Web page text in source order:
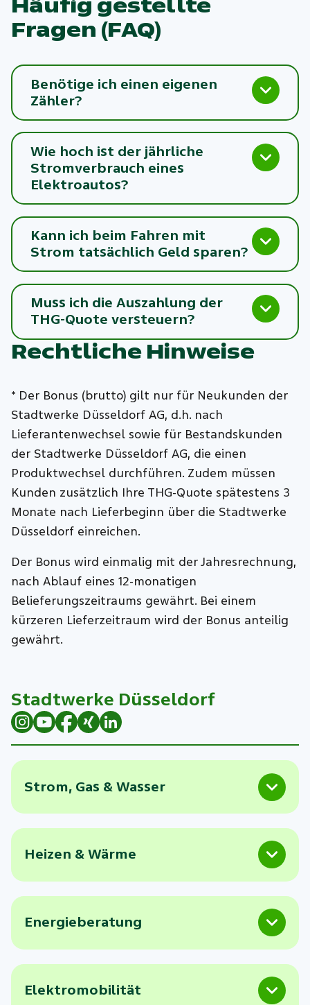
Häufig gestellte
Fragen (FAQ)
Benötige ich einen eigenen
Zähler?
Wie hoch ist der jährliche
Stromverbrauch eines
Elektroautos?
Kann ich beim Fahren mit
Strom tatsächlich Geld sparen?
Muss ich die Auszahlung der
THG-Quote versteuern?
Rechtliche Hinweise
* Der Bonus (brutto) gilt nur für Neukunden der
Stadtwerke Düsseldorf AG, d.h. nach
Lieferantenwechsel sowie für Bestandskunden
der Stadtwerke Düsseldorf AG, die einen
Produktwechsel durchführen. Zudem müssen
Kunden zusätzlich Ihre THG-Quote spätestens 3
Monate nach Lieferbeginn über die Stadtwerke
Düsseldorf einreichen.
Der Bonus wird einmalig mit der Jahresrechnung,
nach Ablauf eines 12-monatigen
Belieferungszeitraums gewährt. Bei einem
kürzeren Lieferzeitraum wird der Bonus anteilig
gewährt.
Stadtwerke Düsseldorf
Strom, Gas & Wasser
Heizen & Wärme
Energieberatung
Elektromobilität